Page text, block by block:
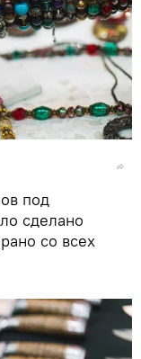
под
сделано
со всех